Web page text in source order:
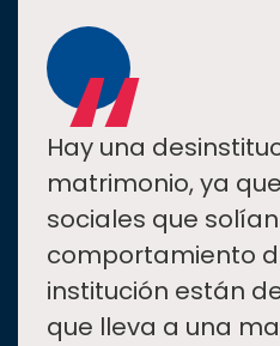
“
Hay una
matrimonio, ya
sociales que
comportamiento
institución están
que lleva a una